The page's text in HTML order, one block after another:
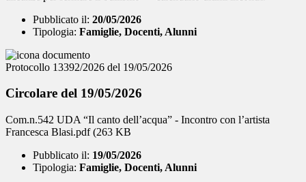
Pubblicato il: 20/05/2026
Tipologia: Famiglie, Docenti, Alunni
Protocollo 13392/2026 del 19/05/2026
Circolare del 19/05/2026
Com.n.542 UDA “Il canto dell’acqua” - Incontro con l’artista
Francesca Blasi.pdf (263 KB
Pubblicato il: 19/05/2026
Tipologia: Famiglie, Docenti, Alunni